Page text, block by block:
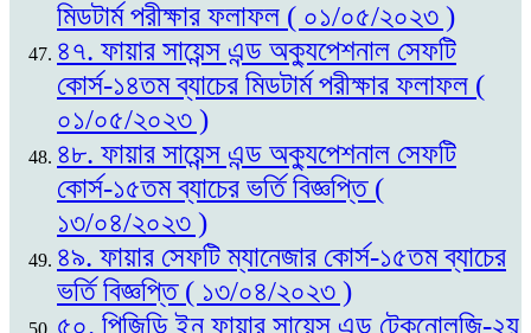
মিডটার্ম পরীক্ষার ফলাফল ( ০১/০৫/২০২৩ )
৪৭. ফায়ার সায়েন্স এন্ড অক্যুপেশনাল সেফটি
কোর্স-১৪তম ব্যাচের মিডটার্ম পরীক্ষার ফলাফল (
০১/০৫/২০২৩ )
৪৮. ফায়ার সায়েন্স এন্ড অক্যুপেশনাল সেফটি
কোর্স-১৫তম ব্যাচের ভর্তি বিজ্ঞপ্তি (
১৩/০৪/২০২৩ )
৪৯. ফায়ার সেফটি ম্যানেজার কোর্স-১৫তম ব্যাচের
ভর্তি বিজ্ঞপ্তি ( ১৩/০৪/২০২৩ )
৫০. পিজিডি ইন ফায়ার সায়েন্স এন্ড টেকনোলজি-২য়